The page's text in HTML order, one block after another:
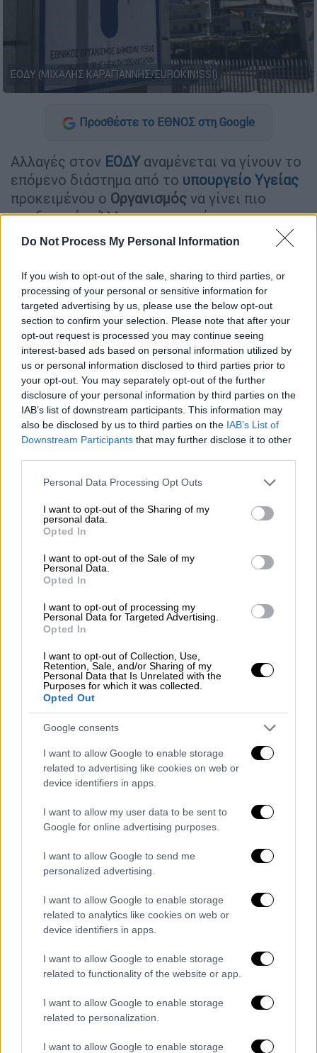
Do Not Process My Personal Information
If you wish to opt-out of the sale, sharing to third parties, or
processing of your personal or sensitive information for
targeted advertising by us, please use the below opt-out
section to confirm your selection. Please note that after your
opt-out request is processed you may continue seeing
interest-based ads based on personal information utilized by
us or personal information disclosed to third parties prior to
your opt-out. You may separately opt-out of the further
disclosure of your personal information by third parties on the
IAB’s list of downstream participants. This information may
also be disclosed by us to third parties on the IAB’s List of
Downstream Participants that may further disclose it to other
Please note that this website/app uses one or more Google
not limited to your visit or usage behaviour. You may click to
grant or deny consent to Google and its third-party tags to
use your data for below specified purposes in below Google
consent section.
Personal Data Processing Opt Outs
I want to opt-out of the Sharing of my
personal data.
Opted In
I want to opt-out of the Sale of my
Personal Data.
Opted In
I want to opt-out of processing my
Personal Data for Targeted Advertising.
Opted In
I want to opt-out of Collection, Use,
Retention, Sale, and/or Sharing of my
Personal Data that Is Unrelated with the
Purposes for which it was collected.
Opted Out
Google consents
I want to allow Google to enable storage
related to advertising like cookies on web or
device identifiers in apps.
I want to allow my user data to be sent to
Google for online advertising purposes.
I want to allow Google to send me
personalized advertising.
I want to allow Google to enable storage
related to analytics like cookies on web or
device identifiers in apps.
I want to allow Google to enable storage
related to functionality of the website or app.
I want to allow Google to enable storage
related to personalization.
I want to allow Google to enable storage
ΕΟΔΥ (ΜΙΧΑΛΗΣ ΚΑΡΑΓΙΑΝΝΗΣ/EUROKINISSI)
Προσθέστε το ΕΘΝΟΣ στη Google
Αλλαγές στον ΕΟΔΥ αναμένεται να γίνουν το
επόμενο διάστημα από το υπουργείο Υγείας
προκειμένου ο Οργανισμός να γίνει πιο
αποδοτικός. Άλλωστε η ηγεσία του
υπουργείου Υγείαςδιαπίστωσε σοβαρές
δυσλειτουργίες στον
επιφάνεια λόγω και της πανδημίας , όπως
μεταφέρουν υψηλόβαθμες πηγές
τουethnos.gr.
Ο υπουργός ΥγείαςΘάνος Πλεύρηςγια τον
λόγο αυτό συγκροτεί 5μελη επιστημονική
επιτροπή για την υποστήριξη του έργου του
ΕΟΔΥ. Έργο της Επιτροπής είναι η σύνταξη
εισηγήσεων και προτάσεων προς τον
Υπουργό.
Μέλη της Επιτροπής είναι:
Λάγιου Παγώνα
Χατζηχριστοδούλου Χρήστος
Κοτανίδου Αναστασία
Νένα Ευαγγελία
Μαγιορκίνης Γκίκας.
Σύμφωνα με πληροφορίες του
αλλαγές στον ΕΟΔΥ έχουν ξεκινήσει να
συζητούνται εδώ και καιρό, ενώ το θέμα
Με βάση τις ίδιες πηγές, ο ΕΟΔΥ θα πρέπει
να εστιάζει πλέον και σε θέματα δημόσια
υγείας τα οποία εξάλλου αποτελούν και
βασικό αντικείμενο του Οργανισμού.
ηγεσία του υπουργείου Υγείας πάντως
επιχειρεί να δημιουργήσει έναν νέο
Οργανισμό που θα σχεδιάζει μακροχρόνια
προγράμματα για τη δημόσια υγείας, ενώ θα
προετοιμάζει και τις υπηρεσίες για
υγείας στον πληθυσμό.
Να υπενθυμιστεί ότι πρόσφατα ορίστηκε
νέο ΔΣ στον ΕΟΔΥ στον οποίο Πρόεδρος
παραμένει ο Θεοκλής Ζαούτης.
ΟΛΕΣ ΟΙ ΕΙΔΗΣΕΙΣ
Κωνσταντινούπολη: «Αν δεν είχαμε
συλλάβει την γυναίκα θα είχε διαφύγει
σημείο της έκρηξης